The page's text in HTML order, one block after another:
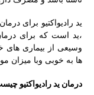
ید رادیواکتیو برای
،ید است که برای
وسیعی از بیماری های
ها به خوبی وبا میزان
درمان ید رادیواکتیو